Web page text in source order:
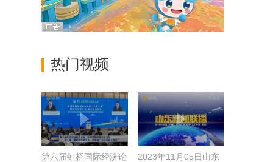
热门视频
第六届虹桥国际经济论
2023年11月05日山东